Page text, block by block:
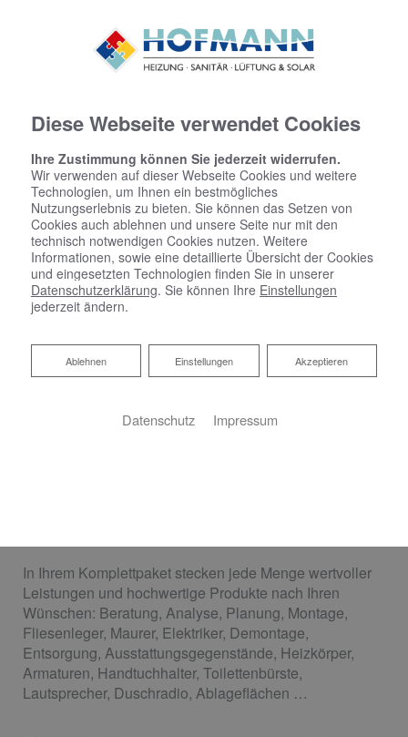
Ihr Bad zum Festpreis von
In Ihrem Komplettpaket stecken jede Menge wertvoller
Leistungen und hochwertige Produkte nach Ihren
Wünschen: Beratung, Analyse, Planung, Montage,
Fliesenleger, Maurer, Elektriker, Demontage,
Entsorgung, Ausstattungsgegenstände, Heizkörper,
Armaturen, Handtuchhalter, Toilettenbürste,
Lautsprecher, Duschradio, Ablageflächen …
Diese Webseite verwendet Cookies
Ihre Zustimmung können Sie jederzeit widerrufen.
Wir verwenden auf dieser Webseite Cookies und weitere
Technologien, um Ihnen ein bestmögliches
Nutzungserlebnis zu bieten. Sie können das Setzen von
Cookies auch ablehnen und unsere Seite nur mit den
technisch notwendigen Cookies nutzen. Weitere
Informationen, sowie eine detaillierte Übersicht der Cookies
und eingesetzten Technologien finden Sie in unserer
Datenschutzerklärung. Sie können Ihre Einstellungen
jederzeit ändern.
Akzeptieren
Einstellungen
Ablehnen
Ablehnen
Datenschutz Impressum